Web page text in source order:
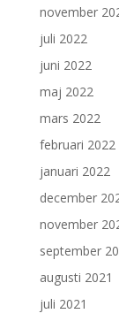
november
juli 2022
juni 2022
maj 2022
mars 2022
februari 2022
januari 2022
december
november
september
augusti 2021
juli 2021